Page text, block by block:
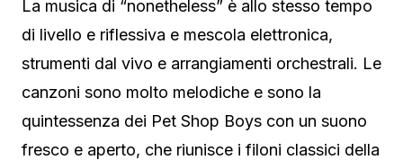
La musica di “nonetheless” è allo stesso tempo
di livello e riflessiva e mescola elettronica,
strumenti dal vivo e arrangiamenti orchestrali. Le
canzoni sono molto melodiche e sono la
quintessenza dei Pet Shop Boys con un suono
fresco e aperto, che riunisce i filoni classici della